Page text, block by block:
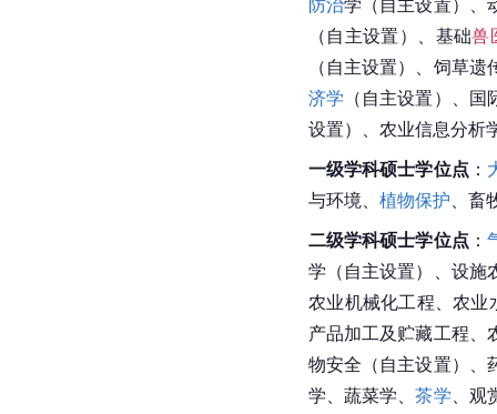
防治学（自主设置）、
（自主设置）、基础兽
（自主设置）、饲草
济学 （自主设置）、
设置）、农业信息分析
一级学科硕士学位点 ：
与环境、 植物保护、 畜
二级学科硕士学位点 ：
学（自主设置）、设施
农业机械化工程、农业
产品加工及贮藏工程、
物安全（自主设置）、
学、蔬菜学、茶学、观